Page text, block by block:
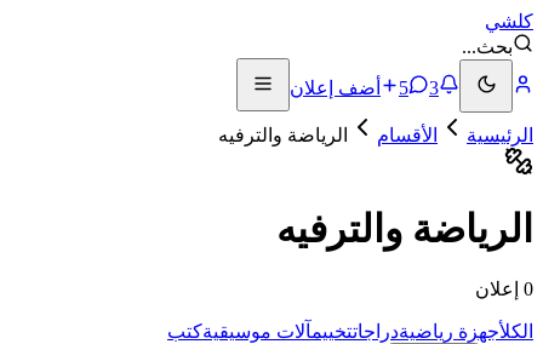
كلشي
بحث...
3
5 أضف إعلان
الرئيسية الأقسام الرياضة والترفيه
الرياضة والترفيه
0 إعلان
الكلأجهزة رياضيةدراجاتتخييمآلات موسيقيةكتب